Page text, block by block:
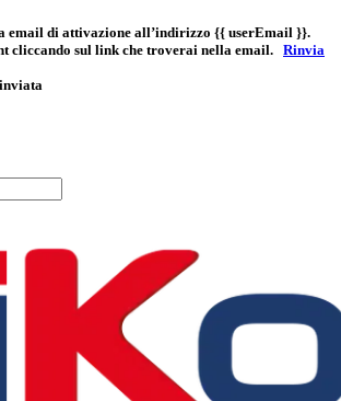
email di attivazione all’indirizzo {{ userEmail }}.
cliccando sul link che troverai nella email. Rinvia